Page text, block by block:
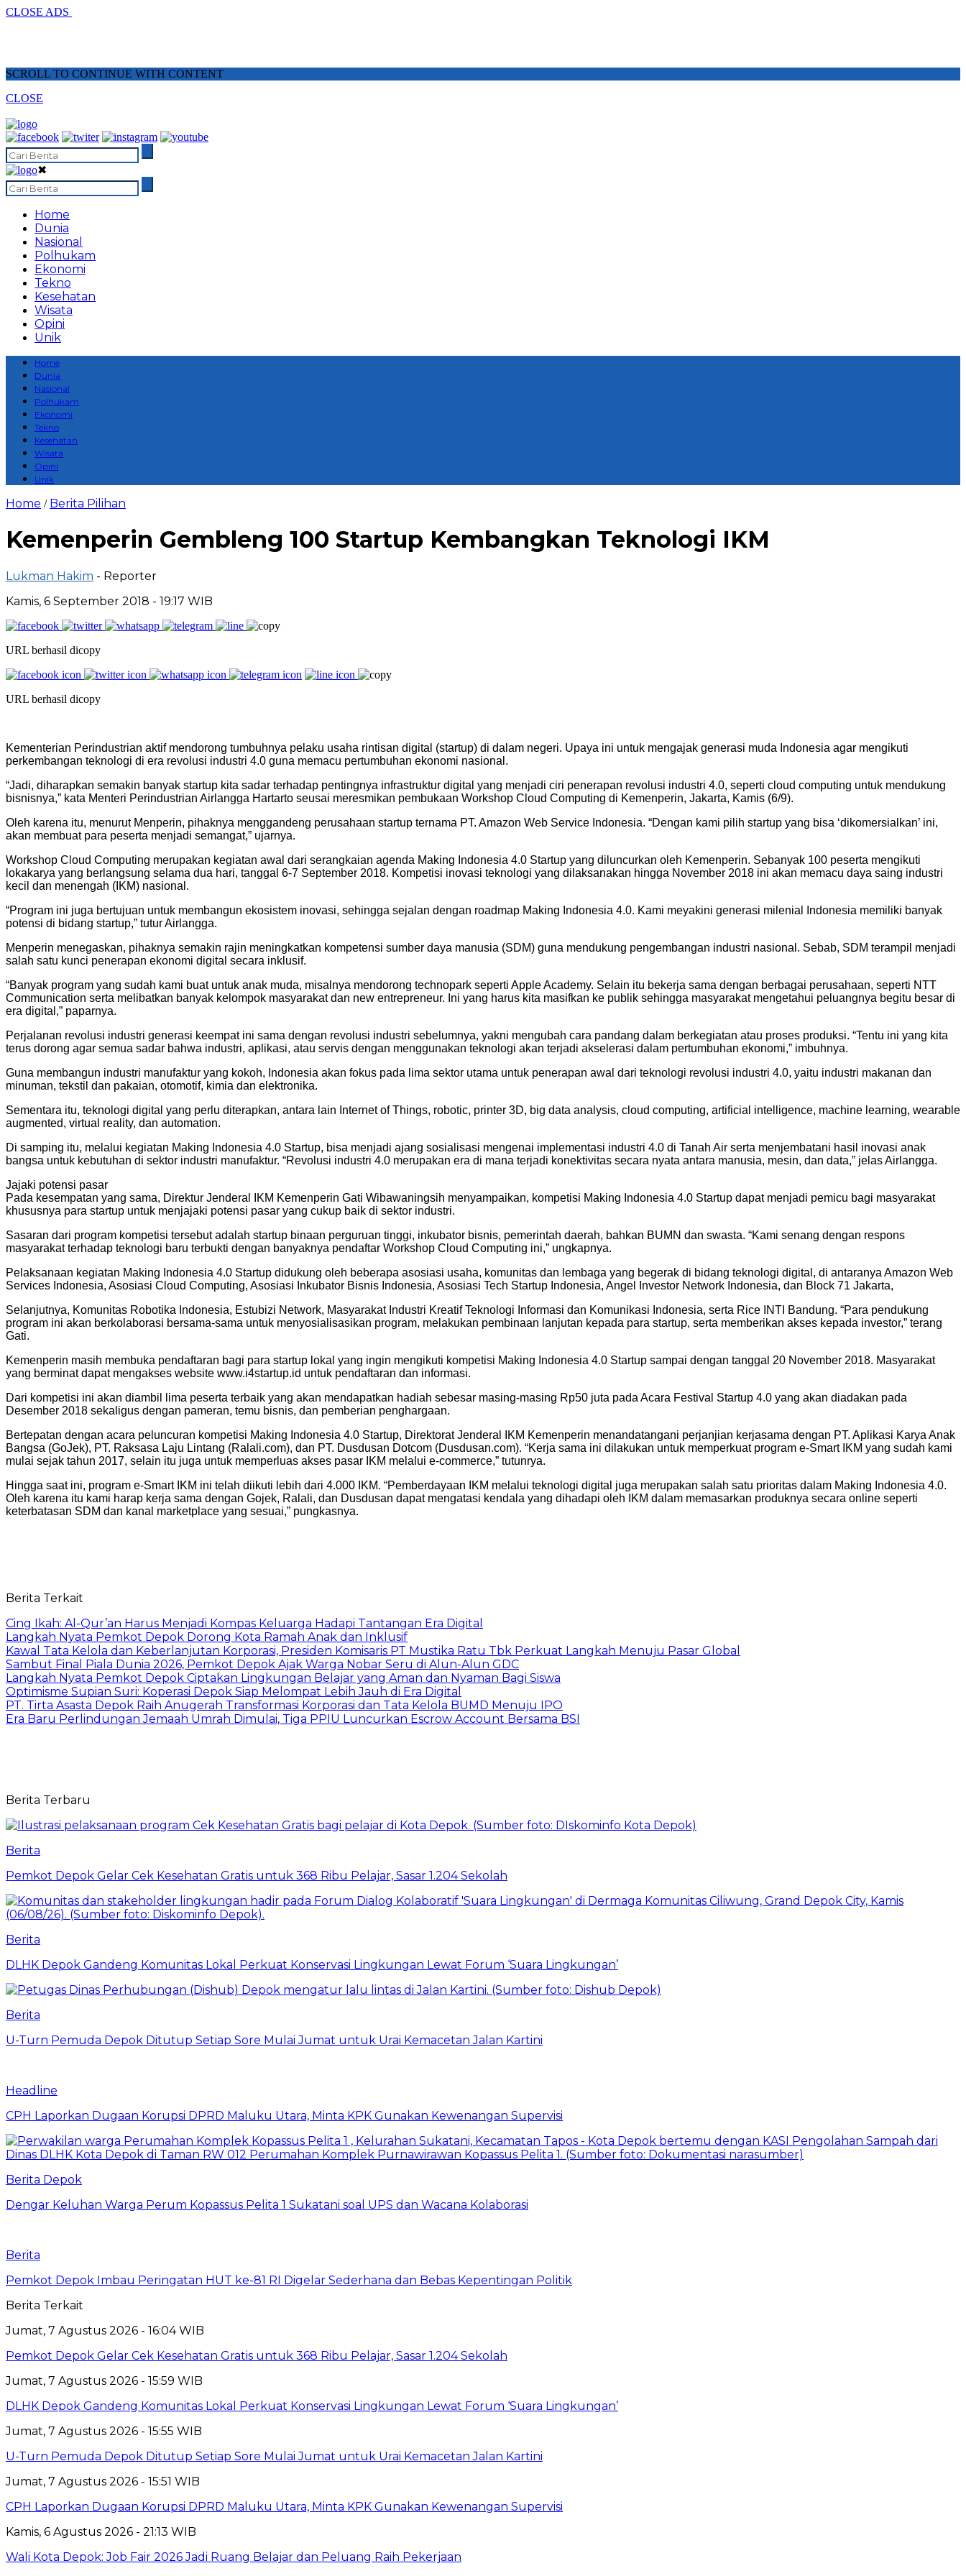
CLOSE ADS
SCROLL TO CONTINUE WITH CONTENT
CLOSE
✖
Home
Dunia
Nasional
Polhukam
Ekonomi
Tekno
Kesehatan
Wisata
Opini
Unik
Home
Dunia
Nasional
Polhukam
Ekonomi
Tekno
Kesehatan
Wisata
Opini
Unik
Home / Berita Pilihan
Kemenperin Gembleng 100 Startup Kembangkan Teknologi IKM
Lukman Hakim - Reporter
Kamis, 6 September 2018 - 19:17 WIB
URL berhasil dicopy
URL berhasil dicopy
Kementerian Perindustrian aktif mendorong tumbuhnya pelaku usaha rintisan digital (startup) di dalam negeri. Upaya ini untuk mengajak generasi muda Indonesia agar mengikuti
perkembangan teknologi di era revolusi industri 4.0 guna memacu pertumbuhan ekonomi nasional.
“Jadi, diharapkan semakin banyak startup kita sadar terhadap pentingnya infrastruktur digital yang menjadi ciri penerapan revolusi industri 4.0, seperti cloud computing untuk mendukung
bisnisnya,” kata Menteri Perindustrian Airlangga Hartarto seusai meresmikan pembukaan Workshop Cloud Computing di Kemenperin, Jakarta, Kamis (6/9).
Oleh karena itu, menurut Menperin, pihaknya menggandeng perusahaan startup ternama PT. Amazon Web Service Indonesia. “Dengan kami pilih startup yang bisa ‘dikomersialkan’ ini,
akan membuat para peserta menjadi semangat,” ujarnya.
Workshop Cloud Computing merupakan kegiatan awal dari serangkaian agenda Making Indonesia 4.0 Startup yang diluncurkan oleh Kemenperin. Sebanyak 100 peserta mengikuti
lokakarya yang berlangsung selama dua hari, tanggal 6-7 September 2018. Kompetisi inovasi teknologi yang dilaksanakan hingga November 2018 ini akan memacu daya saing industri
kecil dan menengah (IKM) nasional.
“Program ini juga bertujuan untuk membangun ekosistem inovasi, sehingga sejalan dengan roadmap Making Indonesia 4.0. Kami meyakini generasi milenial Indonesia memiliki banyak
potensi di bidang startup,” tutur Airlangga.
Menperin menegaskan, pihaknya semakin rajin meningkatkan kompetensi sumber daya manusia (SDM) guna mendukung pengembangan industri nasional. Sebab, SDM terampil menjadi
salah satu kunci penerapan ekonomi digital secara inklusif.
“Banyak program yang sudah kami buat untuk anak muda, misalnya mendorong technopark seperti Apple Academy. Selain itu bekerja sama dengan berbagai perusahaan, seperti NTT
Communication serta melibatkan banyak kelompok masyarakat dan new entrepreneur. Ini yang harus kita masifkan ke publik sehingga masyarakat mengetahui peluangnya begitu besar di
era digital,” paparnya.
Perjalanan revolusi industri generasi keempat ini sama dengan revolusi industri sebelumnya, yakni mengubah cara pandang dalam berkegiatan atau proses produksi. “Tentu ini yang kita
terus dorong agar semua sadar bahwa industri, aplikasi, atau servis dengan menggunakan teknologi akan terjadi akselerasi dalam pertumbuhan ekonomi,” imbuhnya.
Guna membangun industri manufaktur yang kokoh, Indonesia akan fokus pada lima sektor utama untuk penerapan awal dari teknologi revolusi industri 4.0, yaitu industri makanan dan
minuman, tekstil dan pakaian, otomotif, kimia dan elektronika.
Sementara itu, teknologi digital yang perlu diterapkan, antara lain Internet of Things, robotic, printer 3D, big data analysis, cloud computing, artificial intelligence, machine learning, wearable
augmented, virtual reality, dan automation.
Di samping itu, melalui kegiatan Making Indonesia 4.0 Startup, bisa menjadi ajang sosialisasi mengenai implementasi industri 4.0 di Tanah Air serta menjembatani hasil inovasi anak
bangsa untuk kebutuhan di sektor industri manufaktur. “Revolusi industri 4.0 merupakan era di mana terjadi konektivitas secara nyata antara manusia, mesin, dan data,” jelas Airlangga.
Jajaki potensi pasar
Pada kesempatan yang sama, Direktur Jenderal IKM Kemenperin Gati Wibawaningsih menyampaikan, kompetisi Making Indonesia 4.0 Startup dapat menjadi pemicu bagi masyarakat
khususnya para startup untuk menjajaki potensi pasar yang cukup baik di sektor industri.
Sasaran dari program kompetisi tersebut adalah startup binaan perguruan tinggi, inkubator bisnis, pemerintah daerah, bahkan BUMN dan swasta. “Kami senang dengan respons
masyarakat terhadap teknologi baru terbukti dengan banyaknya pendaftar Workshop Cloud Computing ini,” ungkapnya.
Pelaksanaan kegiatan Making Indonesia 4.0 Startup didukung oleh beberapa asosiasi usaha, komunitas dan lembaga yang begerak di bidang teknologi digital, di antaranya Amazon Web
Services Indonesia, Asosiasi Cloud Computing, Asosiasi Inkubator Bisnis Indonesia, Asosiasi Tech Startup Indonesia, Angel Investor Network Indonesia, dan Block 71 Jakarta,
Selanjutnya, Komunitas Robotika Indonesia, Estubizi Network, Masyarakat Industri Kreatif Teknologi Informasi dan Komunikasi Indonesia, serta Rice INTI Bandung. “Para pendukung
program ini akan berkolaborasi bersama-sama untuk menyosialisasikan program, melakukan pembinaan lanjutan kepada para startup, serta memberikan akses kepada investor,” terang
Gati.
Kemenperin masih membuka pendaftaran bagi para startup lokal yang ingin mengikuti kompetisi Making Indonesia 4.0 Startup sampai dengan tanggal 20 November 2018. Masyarakat
yang berminat dapat mengakses website www.i4startup.id untuk pendaftaran dan informasi.
Dari kompetisi ini akan diambil lima peserta terbaik yang akan mendapatkan hadiah sebesar masing-masing Rp50 juta pada Acara Festival Startup 4.0 yang akan diadakan pada
Desember 2018 sekaligus dengan pameran, temu bisnis, dan pemberian penghargaan.
Bertepatan dengan acara peluncuran kompetisi Making Indonesia 4.0 Startup, Direktorat Jenderal IKM Kemenperin menandatangani perjanjian kerjasama dengan PT. Aplikasi Karya Anak
Bangsa (GoJek), PT. Raksasa Laju Lintang (Ralali.com), dan PT. Dusdusan Dotcom (Dusdusan.com). “Kerja sama ini dilakukan untuk memperkuat program e-Smart IKM yang sudah kami
mulai sejak tahun 2017, selain itu juga untuk memperluas akses pasar IKM melalui e-commerce,” tutunrya.
Hingga saat ini, program e-Smart IKM ini telah diikuti lebih dari 4.000 IKM. “Pemberdayaan IKM melalui teknologi digital juga merupakan salah satu prioritas dalam Making Indonesia 4.0.
Oleh karena itu kami harap kerja sama dengan Gojek, Ralali, dan Dusdusan dapat mengatasi kendala yang dihadapi oleh IKM dalam memasarkan produknya secara online seperti
keterbatasan SDM dan kanal marketplace yang sesuai,” pungkasnya.
Berita Terkait
Cing Ikah: Al-Qur’an Harus Menjadi Kompas Keluarga Hadapi Tantangan Era Digital
Langkah Nyata Pemkot Depok Dorong Kota Ramah Anak dan Inklusif
Kawal Tata Kelola dan Keberlanjutan Korporasi, Presiden Komisaris PT Mustika Ratu Tbk Perkuat Langkah Menuju Pasar Global
Sambut Final Piala Dunia 2026, Pemkot Depok Ajak Warga Nobar Seru di Alun-Alun GDC
Langkah Nyata Pemkot Depok Ciptakan Lingkungan Belajar yang Aman dan Nyaman Bagi Siswa
Optimisme Supian Suri: Koperasi Depok Siap Melompat Lebih Jauh di Era Digital
PT. Tirta Asasta Depok Raih Anugerah Transformasi Korporasi dan Tata Kelola BUMD Menuju IPO
Era Baru Perlindungan Jemaah Umrah Dimulai, Tiga PPIU Luncurkan Escrow Account Bersama BSI
Berita Terbaru
Berita
Pemkot Depok Gelar Cek Kesehatan Gratis untuk 368 Ribu Pelajar, Sasar 1.204 Sekolah
Berita
DLHK Depok Gandeng Komunitas Lokal Perkuat Konservasi Lingkungan Lewat Forum ‘Suara Lingkungan’
Berita
U-Turn Pemuda Depok Ditutup Setiap Sore Mulai Jumat untuk Urai Kemacetan Jalan Kartini
Headline
CPH Laporkan Dugaan Korupsi DPRD Maluku Utara, Minta KPK Gunakan Kewenangan Supervisi
Berita Depok
Dengar Keluhan Warga Perum Kopassus Pelita 1 Sukatani soal UPS dan Wacana Kolaborasi
Berita
Pemkot Depok Imbau Peringatan HUT ke-81 RI Digelar Sederhana dan Bebas Kepentingan Politik
Berita Terkait
Jumat, 7 Agustus 2026 - 16:04 WIB
Pemkot Depok Gelar Cek Kesehatan Gratis untuk 368 Ribu Pelajar, Sasar 1.204 Sekolah
Jumat, 7 Agustus 2026 - 15:59 WIB
DLHK Depok Gandeng Komunitas Lokal Perkuat Konservasi Lingkungan Lewat Forum ‘Suara Lingkungan’
Jumat, 7 Agustus 2026 - 15:55 WIB
U-Turn Pemuda Depok Ditutup Setiap Sore Mulai Jumat untuk Urai Kemacetan Jalan Kartini
Jumat, 7 Agustus 2026 - 15:51 WIB
CPH Laporkan Dugaan Korupsi DPRD Maluku Utara, Minta KPK Gunakan Kewenangan Supervisi
Kamis, 6 Agustus 2026 - 21:13 WIB
Wali Kota Depok: Job Fair 2026 Jadi Ruang Belajar dan Peluang Raih Pekerjaan